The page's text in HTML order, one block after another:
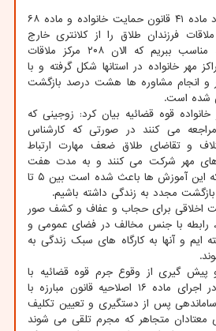
زنگانه اضافه کرد: به استناد ماده ۴۱ قانون حمایت خانواده و ماده ۶۸
فرزندان طلاق را از کلانتری خارج
نماییم و به یک محیط مناسب ببریم که الان ۲۰۸ مرکز ملاقات
مهر خانواده در استانها شکل گرفته و با
و انجام مشاوره ها هشت درصد بازگشت
شده است.
قوه قضائیه بیان کرد: زوجینی که
می کنند در صورتی که کارشناس
و تقاضای طلاق ضعف مهارت ارتباط
های مهر شرکت می کنند و به مدت هفت
ساعت آموزش می بینند که این آموزش ها باعث شده است بین ۵ تا
اخلاقی برای حجاب و عفاف و کشف صور
با جنس مخالف در فضای عمومی و
ایم و آنها به کارگاه های سبک زندگی به
پیش گیری از وقوع جرم قوه قضائیه با
اعلان اینکه قوه قضائیه در اجرای ماده ۱۶ اصلاحیه قانون مبارزه با
پس از دستگیری و تعیین تکلیف
متجاهر که مجرم تلقی می شوند